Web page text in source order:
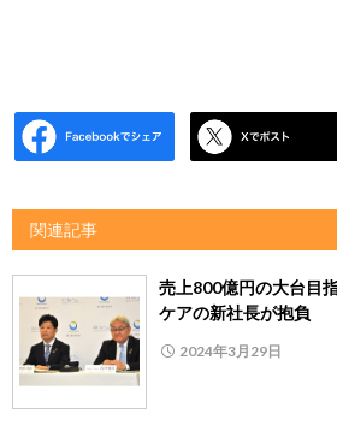
関連記事
売上800億円の大台目
ケアの新社長が抱負
2024年3月29日